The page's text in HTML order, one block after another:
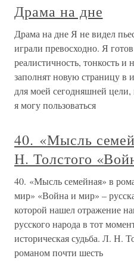
Драма на дне
Драма на дне Я не видел
играли превосходно. Я
реалистичность, тонкость и
заполнят новую страницу в
для моей сегодняшней
я могу пользоваться
40. «Мысль
Н. Толстого
40. «Мысль семейная» в
мир» «Война и мир» –
которой нашел отражение
русского народа в тот
историческая судьба. Л. Н.
романом почти шесть